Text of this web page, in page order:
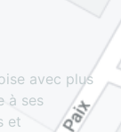
avec plus
à ses
et